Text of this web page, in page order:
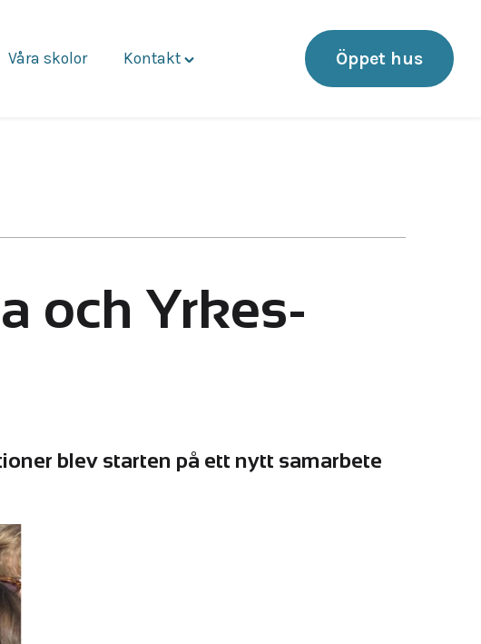
Våra skolor Kontakt Öppet hus
och Yrkes­
blev starten på ett nytt samarbete